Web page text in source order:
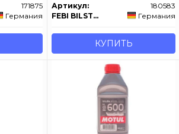
171875
Германия
Артикул:
180583
FEBI BILSTEIN
Германия
КУПИТЬ